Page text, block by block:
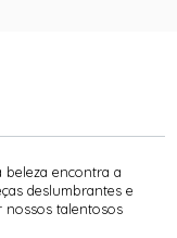
beleza encontra a
deslumbrantes e
nossos talentosos